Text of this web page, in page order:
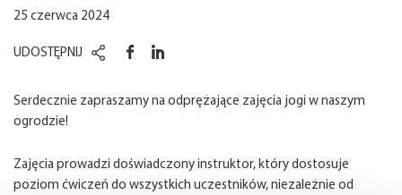
25 czerwca 2024
UDOSTĘPNIJ
Serdecznie zapraszamy na odprężające zajęcia jogi w naszym
ogrodzie!
Zajęcia prowadzi doświadczony instruktor, który dostosuje
poziom ćwiczeń do wszystkich uczestników, niezależnie od